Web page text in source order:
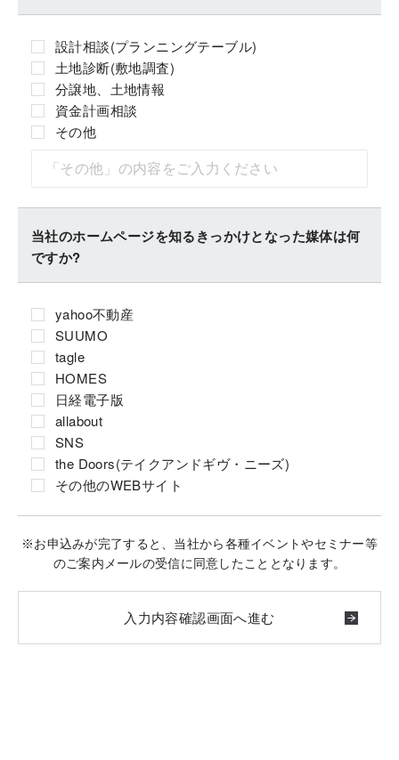
設計相談(プランニングテーブル)
土地診断(敷地調査)
分譲地、土地情報
資金計画相談
その他
当社のホームページを知るきっかけとなった媒体は何
ですか?
yahoo不動産
SUUMO
tagle
HOMES
日経電子版
allabout
SNS
the Doors(テイクアンドギヴ・ニーズ)
その他のWEBサイト
※お申込みが完了すると、当社から各種イベントやセミナー等
のご案内メールの受信に同意したこととなります。